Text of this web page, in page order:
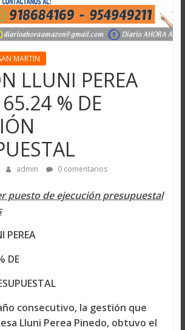
MARTIN
LLUNI PEREA
% DE
admin 0 comentarios
puesto de ejecución presupuestal
PEREA
DE
consecutivo, la gestión que
Lluni Perea Pinedo, obtuvo el